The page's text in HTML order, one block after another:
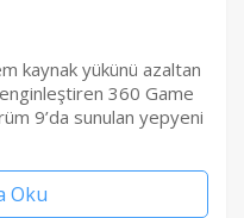
kaynak yükünü azaltan
360 Game
9’da sunulan yepyeni
Oku